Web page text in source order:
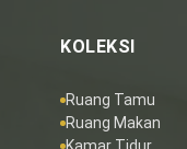
KOLEKSI
Ruang Tamu
Ruang Makan
Kamar Tidur